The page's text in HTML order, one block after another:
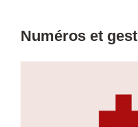
Numéros et